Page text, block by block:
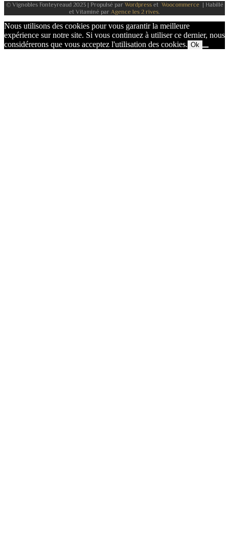
© Vignobles Fonteyreaud 2023 | Propulsé par Wordpresset Woocommerce| Habillé
et Vitaminé par Agence les 2 rives.
Nous utilisons des cookies pour vous garantir la meilleure
expérience sur notre site. Si vous continuez à utiliser ce dernier, nous
considérerons que vous acceptez l'utilisation des cookies. Ok